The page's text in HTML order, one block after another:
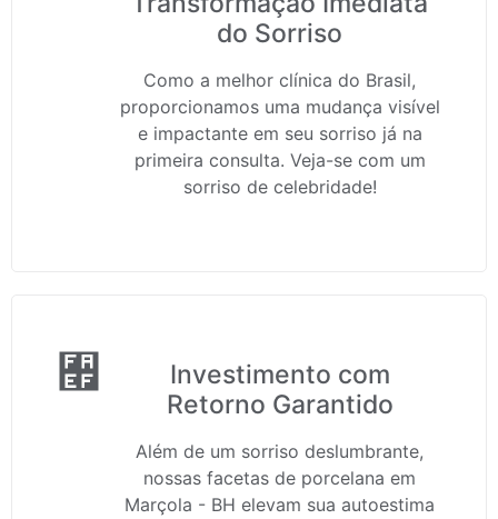
do Sorriso
Como a melhor clínica do Brasil,
proporcionamos uma mudança visível
e impactante em seu sorriso já na
primeira consulta. Veja-se com um
sorriso de celebridade!
Investimento com
Retorno Garantido
Além de um sorriso deslumbrante,
nossas facetas de porcelana em
Marçola - BH elevam sua autoestima